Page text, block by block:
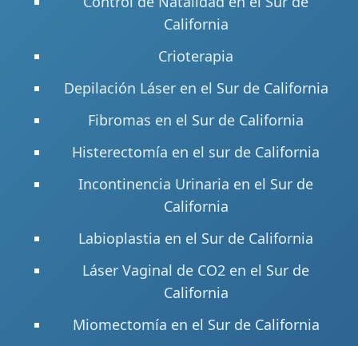
California
Crioterapia
Depilación Láser en el Sur de California
Fibromas en el Sur de California
Histerectomía en el sur de California
Incontinencia Urinaria en el Sur de
California
Labioplastia en el Sur de California
Láser Vaginal de CO2 en el Sur de
California
Miomectomía en el Sur de California